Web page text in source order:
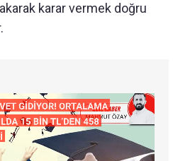
karar vermek doğru